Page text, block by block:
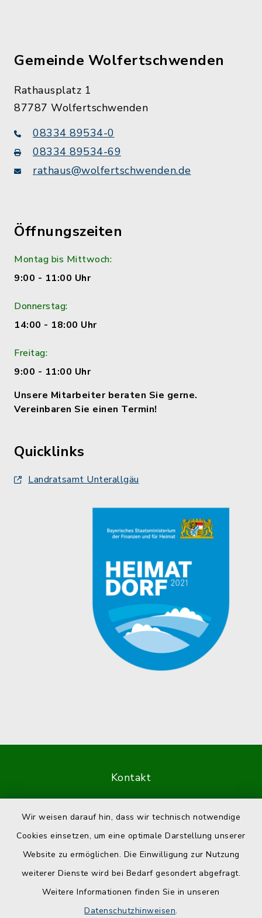
Wir weisen darauf hin, dass wir technisch notwendige
Cookies einsetzen, um eine optimale Darstellung unserer
Website zu ermöglichen. Die Einwilligung zur Nutzung
weiterer Dienste wird bei Bedarf gesondert abgefragt.
Weitere Informationen finden Sie in unseren
Datenschutzhinweisen.
Gemeinde Wolfertschwenden
Rathausplatz 1
87787 Wolfertschwenden
08334 89534-0
08334 89534-69
rathaus@wolfertschwenden.de
Öffnungszeiten
Montag bis Mittwoch:
9:00 - 11:00 Uhr
Donnerstag:
14:00 - 18:00 Uhr
Freitag:
9:00 - 11:00 Uhr
Unsere Mitarbeiter beraten Sie gerne.
Vereinbaren Sie einen Termin!
Quicklinks
Landratsamt Unterallgäu
Kontakt
Datenschutz
Impressum
Sitemap